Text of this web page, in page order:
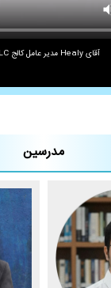
آقای Healy مدیر عامل کالج AELC
مدرسین